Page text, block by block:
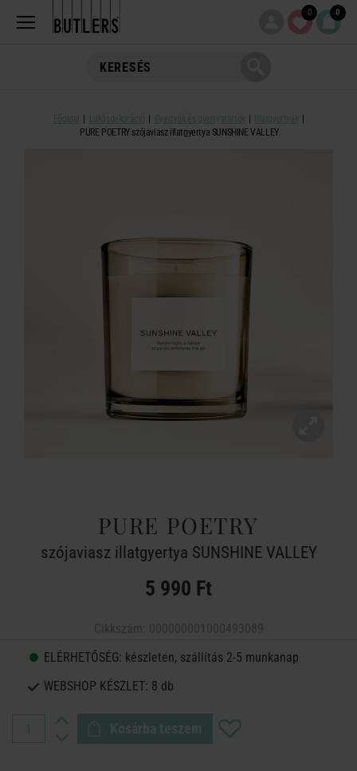
0 0
Főoldal Lakásdekoráció Gyertyák és gyertyatartók
Illatgyertyák
PURE POETRY szójaviasz illatgyertya SUNSHINE VALLEY
PURE POETRY
szójaviasz illatgyertya SUNSHINE VALLEY
5 990 Ft
ELÉRHETŐSÉG: készleten, szállítás 2-5 munkanap
WEBSHOP KÉSZLET: 8 db
Kosárba teszem